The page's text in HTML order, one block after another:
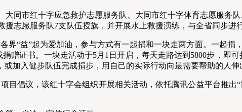
市红十字应急救护志愿服务队、大同市红十字体育志愿服务
志愿服务队7支队伍授旗，并开展水上救援演练，与全省同步进
“益”起为爱加油，参与方式有一起捐和一块走两方面。一起捐
赠证书。一块走活动于5月1日开启，每天走路达到5800步，即
加入健步队伍完成捐步，用自己的实际行动向最需要帮助的人伸
倡议，该红十字会组织开展相关活动，依托腾讯公益平台推出“